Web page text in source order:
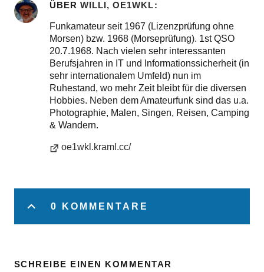
ÜBER WILLI, OE1WKL
Funkamateur seit 1967 (Lizenzprüfung ohne
Morsen) bzw. 1968 (Morseprüfung). 1st QSO
20.7.1968. Nach vielen sehr interessanten
Berufsjahren in IT und Informationssicherheit (in
sehr internationalem Umfeld) nun im
Ruhestand, wo mehr Zeit bleibt für die diversen
Hobbies. Neben dem Amateurfunk sind das u.a.
Photographie, Malen, Singen, Reisen, Camping
& Wandern.
oe1wkl.kraml.cc/
0 KOMMENTARE
SCHREIBE EINEN KOMMENTAR